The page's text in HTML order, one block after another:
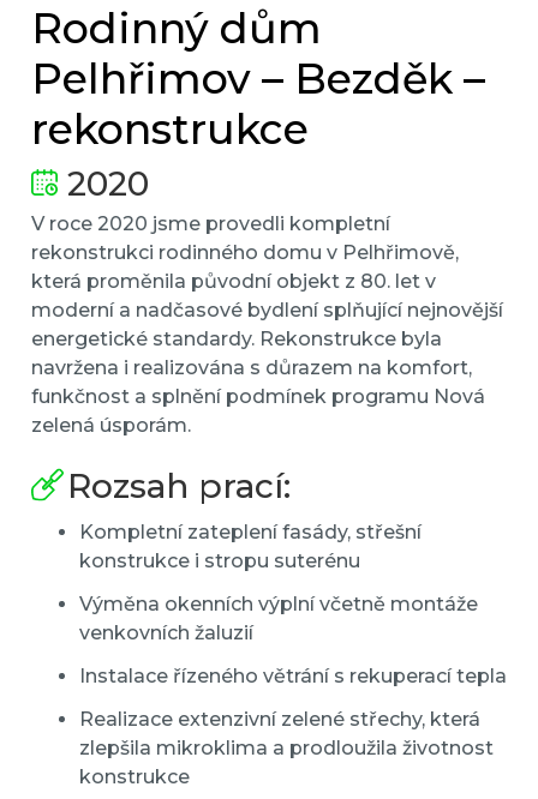
Rodinný dům
Pelhřimov – Bezděk –
rekonstrukce
2020
V roce 2020 jsme provedli kompletní
rekonstrukci rodinného domu v Pelhřimově,
která proměnila původní objekt z 80. let v
moderní a nadčasové bydlení splňující nejnovější
energetické standardy. Rekonstrukce byla
navržena i realizována s důrazem na komfort,
funkčnost a splnění podmínek programu Nová
zelená úsporám.
Rozsah prací:
Kompletní zateplení fasády, střešní
konstrukce i stropu suterénu
Výměna okenních výplní včetně montáže
venkovních žaluzií
Instalace řízeného větrání s rekuperací tepla
Realizace extenzivní zelené střechy, která
zlepšila mikroklima a prodloužila životnost
konstrukce